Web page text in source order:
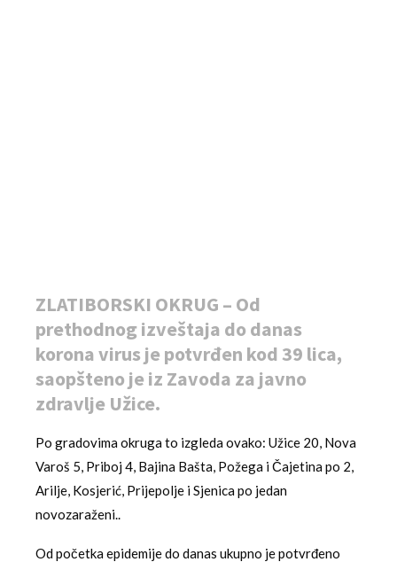
ZLATIBORSKI OKRUG – Od
prethodnog izveštaja do danas
korona virus je potvrđen kod 39 lica,
saopšteno je iz Zavoda za javno
zdravlje Užice.
Po gradovima okruga to izgleda ovako: Užice 20, Nova
Varoš 5, Priboj 4, Bajina Bašta, Požega i Čajetina po 2,
Arilje, Kosjerić, Prijepolje i Sjenica po jedan
novozaraženi..
Od početka epidemije do danas ukupno je potvrđeno